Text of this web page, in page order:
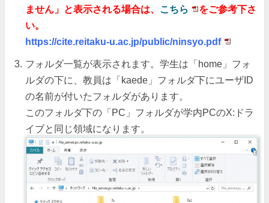
ません」と表示される場合は、 こちら
をご参考下さ
い。
https://cite.reitaku-u.ac.jp/public/ninsyo.pdf
フォルダ一覧が表示されます。学生は「home」フォ
ルダの下に、教員は「kaede」フォルダ下にユーザID
の名前が付いたフォルダがあります。
このフォルダ下の「PC」フォルダが学内PCのX:ドラ
イブと同じ領域になります。